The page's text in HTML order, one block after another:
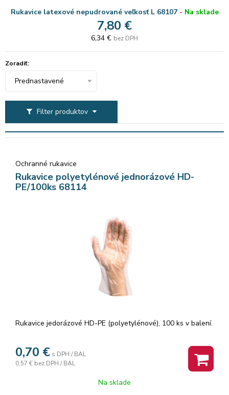
Rukavice latexové nepudrované veľkosť L 68107- Na sklade
7,80 €
6,34 € bez DPH
Filter produktov
Zoradiť:
Prednastavené
Ochranné rukavice
Rukavice polyetylénové jednorázové HD-
PE/100ks 68114
Rukavice jedorázové HD-PE (polyetylénové), 100 ks v balení.
0,70 € s DPH / BAL
0,57 € bez DPH / BAL
Na sklade